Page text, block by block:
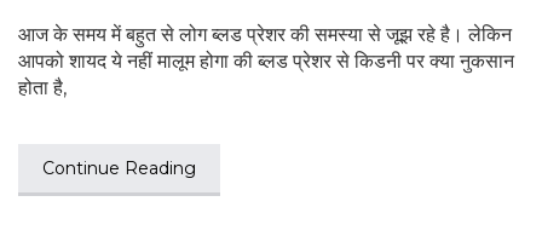
आज के समय में बहुत से लोग ब्लड प्रेशर की समस्या से जूझ रहे है। लेकिन
आपको शायद ये नहीं मालूम होगा की ब्लड प्रेशर से किडनी पर क्या नुकसान
होता है,
Continue Reading